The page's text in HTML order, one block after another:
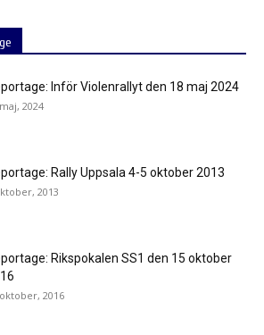
Inför Violenrallyt den 18 maj 2024
2024
Rally Uppsala 4-5 oktober 2013
2013
Rikspokalen SS1 den 15 oktober
2016